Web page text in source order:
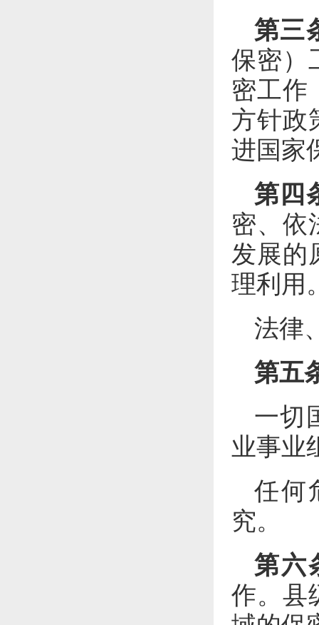
第三
保密）
密工作
方针政
进国家
第四
密、依
发展的
理利用
法律
第五
一切
业事业
任何
究。
第六
作。县